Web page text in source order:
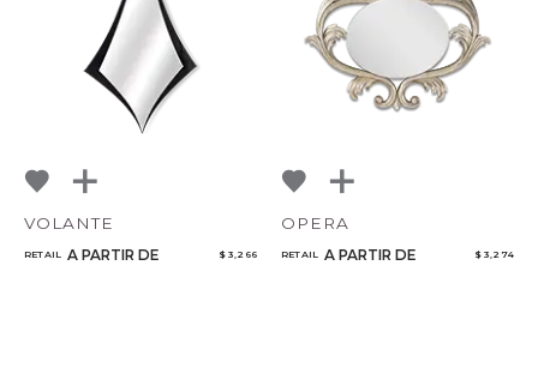
VOLANTE
RETAIL A PARTIR DE $ 3,266
OPERA
RETAIL A PARTIR DE $ 3,274